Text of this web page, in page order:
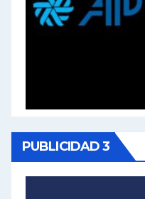
PUBLICIDAD 3